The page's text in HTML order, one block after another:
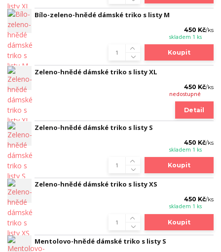
Bílo-zeleno-hnědé dámské triko s listy M
450 Kč/ks
skladem 1 ks
Koupit
Zeleno-hnědé dámské triko s listy XL
450 Kč/ks
nedostupné
Detail
Zeleno-hnědé dámské triko s listy S
450 Kč/ks
skladem 1 ks
Koupit
Zeleno-hnědé dámské triko s listy XS
450 Kč/ks
skladem 1 ks
Koupit
Mentolovo-hnědé dámské triko s listy S